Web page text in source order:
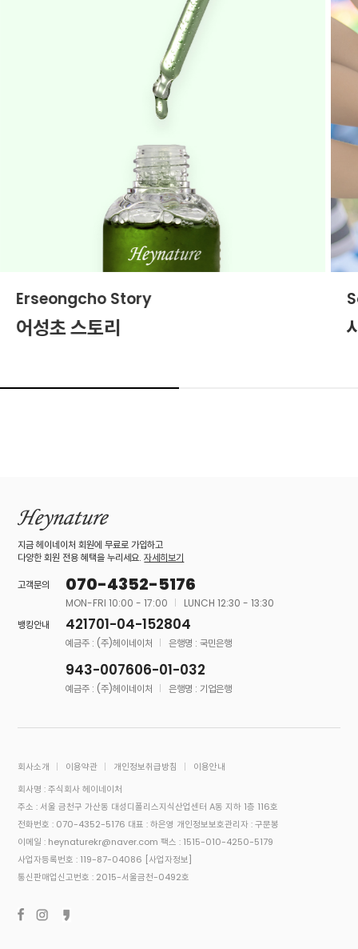
Erseongcho Story
어성초 스토리
지금 헤이네이처 회원에 무료로 가입하고
다양한 회원 전용 혜택을 누리세요.자세히보기
고객문의
070-4352-5176
MON-FRI 10:00 - 17:00
LUNCH 12:30 - 13:30
뱅킹안내
421701-04-152804
예금주 : (주)헤이네이처 은행명 : 국민은행
943-007606-01-032
예금주 : (주)헤이네이처 은행명 : 기업은행
회사소개 이용약관 개인정보취급방침
이용안내
회사명 : 주식회사 헤이네이처
주소 : 서울 금천구 가산동 대성디폴리스지식산업센터 A동 지하 1층 116호
전화번호 : 070-4352-5176 대표 : 하은영 개인정보보호관리자 : 구문봉
이메일 : heynaturekr@naver.com 팩스 : 1515-010-4250-5179
사업자등록번호 : 119-87-04086 [사업자정보]
통신판매업신고번호 : 2015-서울금천-0492호